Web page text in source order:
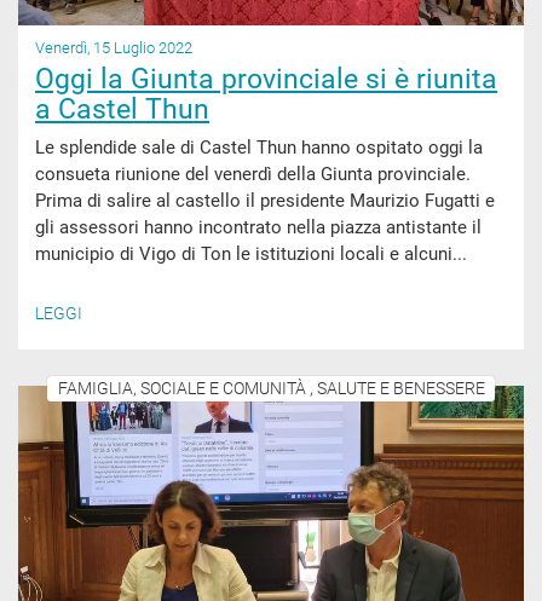
Venerdì, 15 Luglio 2022
Oggi la Giunta provinciale si è riunita
a Castel Thun
Le splendide sale di Castel Thun hanno ospitato oggi la
consueta riunione del venerdì della Giunta provinciale.
Prima di salire al castello il presidente Maurizio Fugatti e
gli assessori hanno incontrato nella piazza antistante il
municipio di Vigo di Ton le istituzioni locali e alcuni...
LEGGI
FAMIGLIA, SOCIALE E COMUNITÀ , SALUTE E BENESSERE